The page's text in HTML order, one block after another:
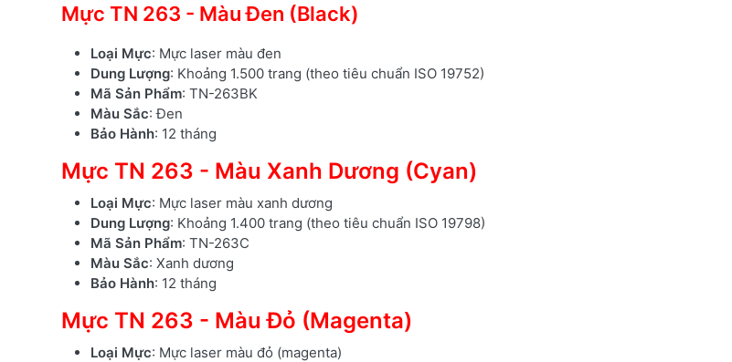
Mực TN 263 - Màu Đen (Black)
Loại Mực: Mực laser màu đen
Dung Lượng: Khoảng 1.500 trang (theo tiêu chuẩn ISO 19752)
Mã Sản Phẩm: TN-263BK
Màu Sắc: Đen
Bảo Hành: 12 tháng
Mực TN 263 - Màu Xanh Dương (Cyan)
Loại Mực: Mực laser màu xanh dương
Dung Lượng: Khoảng 1.400 trang (theo tiêu chuẩn ISO 19798)
Mã Sản Phẩm: TN-263C
Màu Sắc: Xanh dương
Bảo Hành: 12 tháng
Mực TN 263 - Màu Đỏ (Magenta)
Loại Mực: Mực laser màu đỏ (magenta)